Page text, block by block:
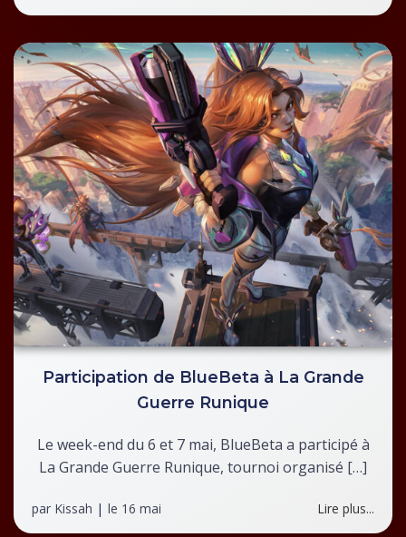
Participation de BlueBeta à La Grande
Guerre Runique
Le week-end du 6 et 7 mai, BlueBeta a participé à
La Grande Guerre Runique, tournoi organisé […]
par Kissah | le 16 mai Lire plus...